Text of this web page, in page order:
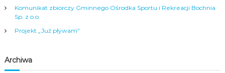
p
i
s
Komunikat zbiorczy Gminnego Ośrodka Sportu i Rekreacji Bochnia
Sp. z o.o.
Projekt „Już pływam”
Archiwa